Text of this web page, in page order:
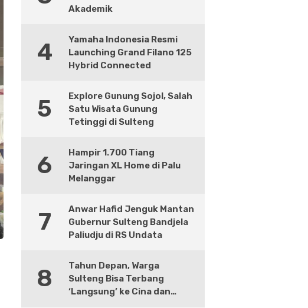
Akademik
4
Yamaha Indonesia Resmi
Launching Grand Filano 125
Hybrid Connected
5
Explore Gunung Sojol, Salah
Satu Wisata Gunung
Tetinggi di Sulteng
6
Hampir 1.700 Tiang
Jaringan XL Home di Palu
Melanggar
7
Anwar Hafid Jenguk Mantan
Gubernur Sulteng Bandjela
Paliudju di RS Undata
8
Tahun Depan, Warga
Sulteng Bisa Terbang
‘Langsung’ ke Cina dan